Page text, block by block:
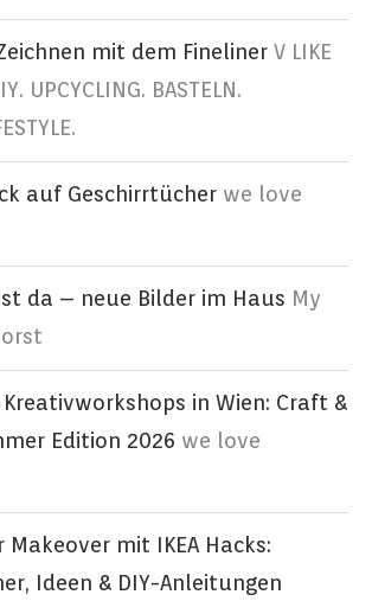
mit dem Fineliner V LIKE
UPCYCLING. BASTELN.
auf Geschirrtücher we love
da – neue Bilder im Haus My
in Wien: Craft &
Edition 2026 we love
mit IKEA Hacks:
Ideen & DIY-Anleitungen